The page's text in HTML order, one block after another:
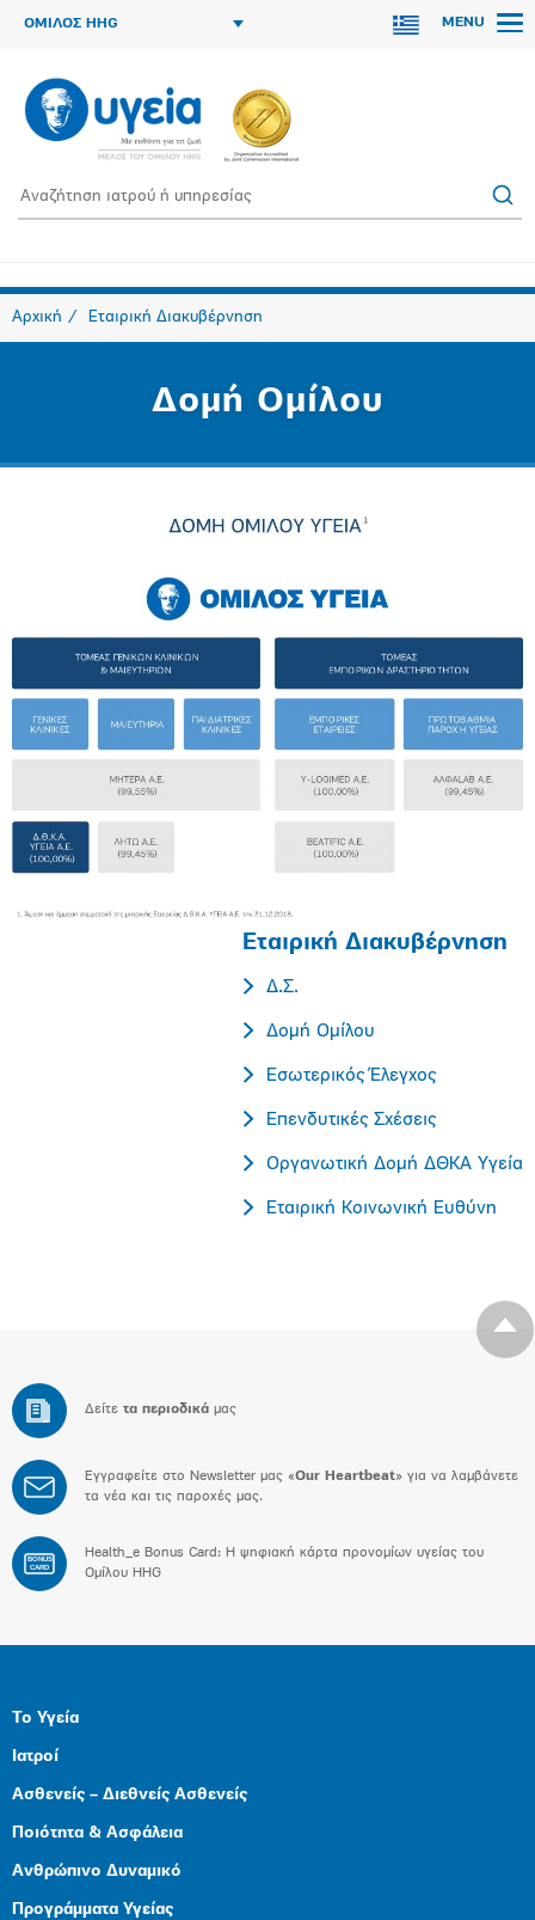
ΟΜΙΛΟΣ HHG MENU
Αρχική Εταιρική Διακυβέρνηση
Δομή Ομίλου
Εταιρική Διακυβέρνηση
Δ.Σ.
Δομή Ομίλου
Εσωτερικός Έλεγχος
Επενδυτικές Σχέσεις
Οργανωτική Δομή ΔΘΚΑ Υγεία
Εταιρική Κοινωνική Ευθύνη
Δείτε τα περιοδικά μας
Εγγραφείτε στο Newsletter μας «Our Heartbeat» για να λαμβάνετε
τα νέα και τις παροχές μας.
BONUS
CARD
Health_e Bonus Card: H ψηφιακή κάρτα προνομίων υγείας του
Ομίλου HHG
Το Υγεία
Ιατροί
Ασθενείς – Διεθνείς Ασθενείς
Ποιότητα & Ασφάλεια
Ανθρώπινο Δυναμικό
Προγράμματα Υγείας